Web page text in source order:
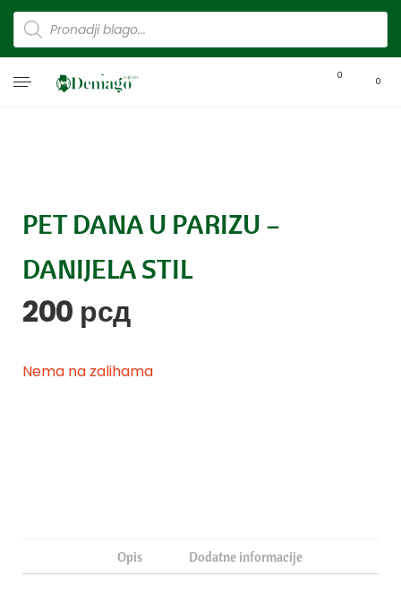
0
0
PET DANA U PARIZU –
DANIJELA STIL
200 рсд
Nema na zalihama
Opis Dodatne informacije